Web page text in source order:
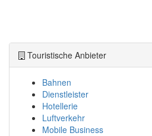
Touristische Anbieter
Bahnen
Dienstleister
Hotellerie
Luftverkehr
Mobile Business